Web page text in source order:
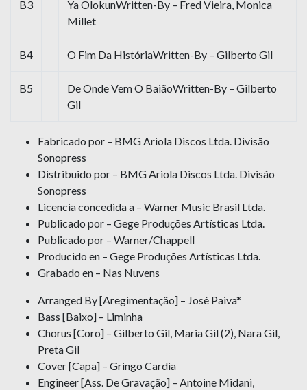
B3
Ya OlokunWritten-By – Fred Vieira, Monica
Millet
B4 O Fim Da HistóriaWritten-By – Gilberto Gil
B5
De Onde Vem O BaiãoWritten-By – Gilberto
Gil
Fabricado por – BMG Ariola Discos Ltda. Divisão
Sonopress
Distribuido por – BMG Ariola Discos Ltda. Divisão
Sonopress
Licencia concedida a – Warner Music Brasil Ltda.
Publicado por – Gege Produções Artísticas Ltda.
Publicado por – Warner/Chappell
Producido en – Gege Produções Artísticas Ltda.
Grabado en – Nas Nuvens
Arranged By [Aregimentação] – José Paiva*
Bass [Baixo] – Liminha
Chorus [Coro] – Gilberto Gil, Maria Gil (2), Nara Gil,
Preta Gil
Cover [Capa] – Gringo Cardia
Engineer [Ass. De Gravação] – Antoine Midani,